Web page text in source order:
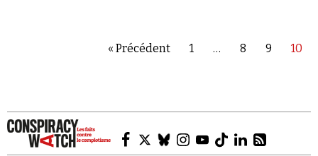
« Précédent 1 … 8 9 10